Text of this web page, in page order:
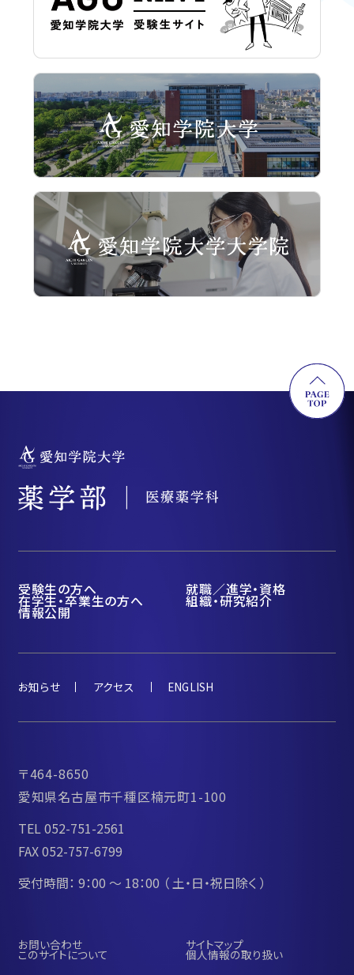
受験生の方へ 就職／進学・資格
在学生・卒業生の方へ 組織・研究紹介
情報公開
お知らせ アクセス ENGLISH
〒464-8650
愛知県名古屋市千種区楠元町1-100
TEL 052-751-2561
FAX 052-757-6799
受付時間： 9：00 ～ 18：00 （ 土・日・祝日除く ）
お問い合わせ サイトマップ
このサイトについて 個人情報の取り扱い